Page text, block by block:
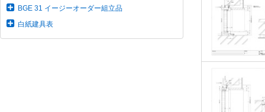
BGE 31 イージーオーダー組立品
白紙建具表